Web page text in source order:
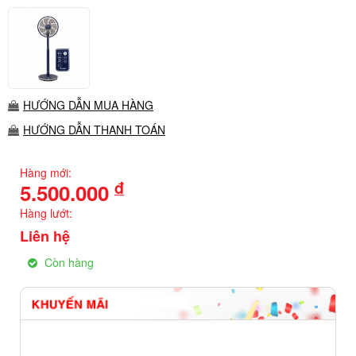
HƯỚNG DẪN MUA HÀNG
HƯỚNG DẪN THANH TOÁN
Hàng mới:
5.500.000 đ
Hàng lướt:
Liên hệ
Còn hàng